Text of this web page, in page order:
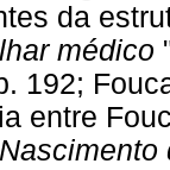
da
médico
192;
entre